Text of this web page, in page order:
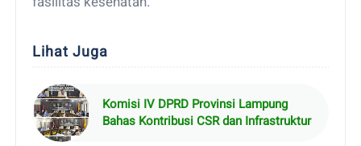
Lihat Juga
Komisi IV DPRD Provinsi Lampung
Bahas Kontribusi CSR dan Infrastruktur